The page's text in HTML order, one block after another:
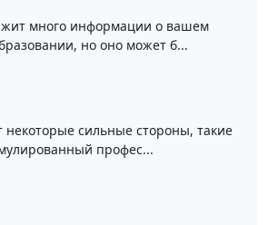
много информации о вашем
но оно может б...
сильные стороны, такие
профес...